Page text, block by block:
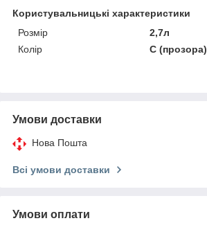
Користувальницькі характеристики
Розмір
2,7л
Колір
C (прозора)
Умови доставки
Нова Пошта
Всі умови доставки
Умови оплати